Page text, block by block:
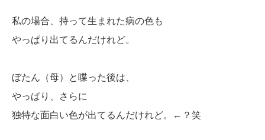
私の場合、持って生まれた病の色も
やっぱり出てるんだけれど。
ぼたん（母）と喋った後は、
やっぱり、さらに
独特な面白い色が出てるんだけれど。←？笑